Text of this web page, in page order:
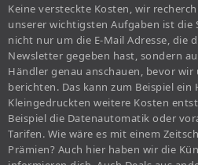
Keine versteckte Kosten, wir
unserer wichtigsten Aufgaben ist die
nicht nur um die E-Mail Adresse, die
Newsletter gegeben hast, sondern
Händler genau anschauen, bevor wir
berichten. Das kann zum Beispiel
Kleingedruckten weitere Kosten
Beispiel die Datenautomatik oder
Tarifen. Wie wäre es mit einem
Prämien? Auch hier haben wir die